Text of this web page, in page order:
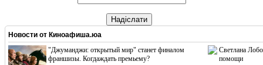
Надіслати
Новости от Киноафиша.юа
"Джуманджи: открытый мир" станет финалом
франшизы. Когдаждать премьему?
Светлана
помощи